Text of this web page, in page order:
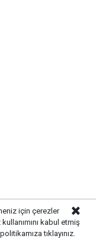
için çerezler
kabul etmiş
tıklayınız.